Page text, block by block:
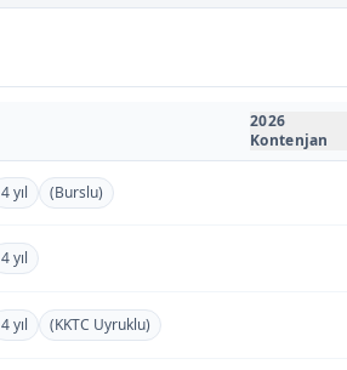
2026
Kontenjan
4 yıl (Burslu)
4 yıl
4 yıl (KKTC Uyruklu)